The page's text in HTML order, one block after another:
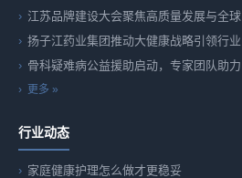
江苏品牌建设大会聚焦高质量发展与全球
扬子江药业集团推动大健康战略引领行业
骨科疑难病公益援助启动，专家团队助力
更多 »
行业动态
家庭健康护理怎么做才更稳妥